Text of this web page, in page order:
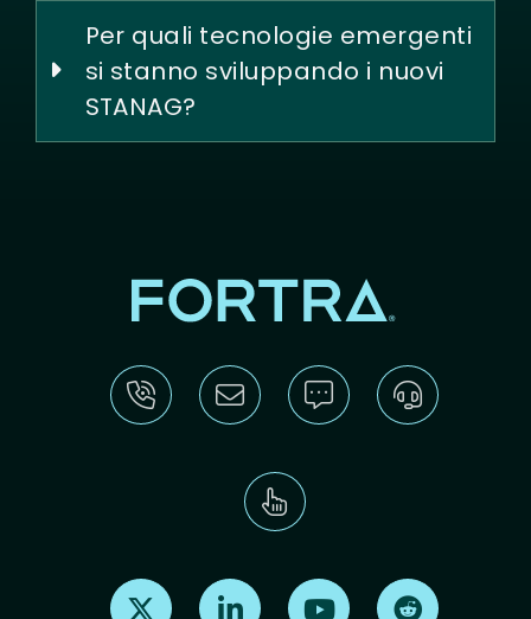
Per quali tecnologie emergenti
si stanno sviluppando i nuovi
STANAG?
Find us on X Find us on LinkedInFind us on Youtube